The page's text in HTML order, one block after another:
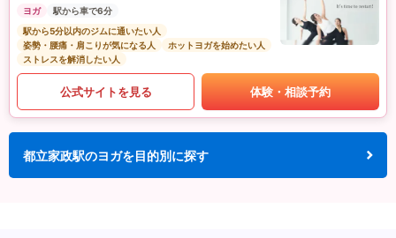
ヨガ
駅から車で6分
駅から5分以内のジムに通いたい人
姿勢・腰痛・肩こりが気になる人
ホットヨガを始めたい人
ストレスを解消したい人
公式サイトを見る 体験・相談予約
都立家政駅のヨガを目的別に探す